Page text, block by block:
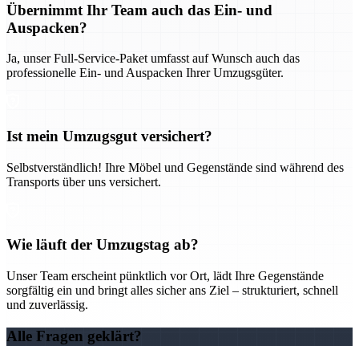
Übernimmt Ihr Team auch das Ein- und
Auspacken?
Ja, unser Full-Service-Paket umfasst auf Wunsch auch das
professionelle Ein- und Auspacken Ihrer Umzugsgüter.
Ist mein Umzugsgut versichert?
Selbstverständlich! Ihre Möbel und Gegenstände sind während des
Transports über uns versichert.
Wie läuft der Umzugstag ab?
Unser Team erscheint pünktlich vor Ort, lädt Ihre Gegenstände
sorgfältig ein und bringt alles sicher ans Ziel – strukturiert, schnell
und zuverlässig.
Alle Fragen geklärt?